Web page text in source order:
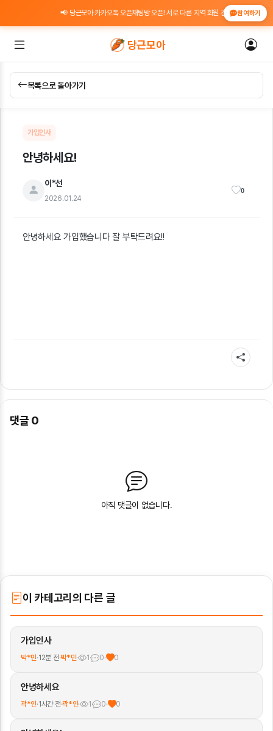
📢 당근모아 카카오톡 오픈채팅방 오픈! 서로 다른 지역 회원 간 위치 인증 도움 ·
참여하기
당근모아
목록으로 돌아가기
가입인사
안녕하세요!
이*선
2026.01.24
0
안녕하세요 가입했습니다 잘 부탁드려요!!
댓글 0
아직 댓글이 없습니다.
이 카테고리의 다른 글
가입인사
박*민·12분 전·박*민· 1· 0· 0
안녕하세요
곽*인·1시간 전·곽*인· 1· 0· 0